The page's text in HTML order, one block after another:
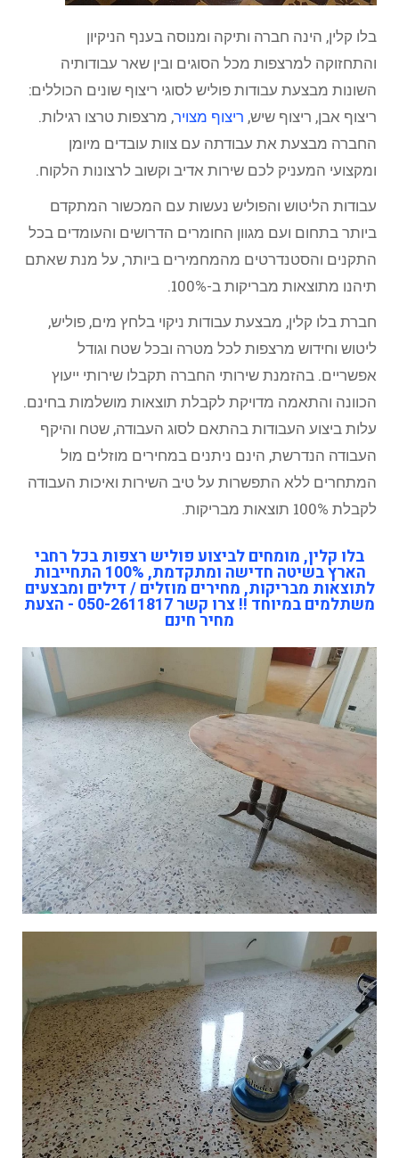
בלו קלין, הינה חברה ותיקה ומנוסה בענף הניקיון
והתחזוקה למרצפות מכל הסוגים ובין שאר עבודותיה
השונות מבצעת עבודות פוליש לסוגי ריצוף שונים הכוללים:
ריצוף אבן, ריצוף שיש, ריצוף מצויר, מרצפות טרצו רגילות.
החברה מבצעת את עבודתה עם צוות עובדים מיומן
ומקצועי המעניק לכם שירות אדיב וקשוב לרצונות הלקוח.
עבודות הליטוש והפוליש נעשות עם המכשור המתקדם
ביותר בתחום ועם מגוון החומרים הדרושים והעומדים בכל
התקנים והסטנדרטים מהמחמירים ביותר, על מנת שאתם
תיהנו מתוצאות מבריקות ב-100%.
חברת בלו קלין, מבצעת עבודות ניקוי בלחץ מים, פוליש,
ליטוש וחידוש מרצפות לכל מטרה ובכל שטח וגודל
אפשריים. בהזמנת שירותי החברה תקבלו שירותי ייעוץ
הכוונה והתאמה מדויקת לקבלת תוצאות מושלמות בחינם.
עלות ביצוע העבודות בהתאם לסוג העבודה, שטח והיקף
העבודה הנדרשת, הינם ניתנים במחירים מוזלים מול
המתחרים ללא התפשרות על טיב השירות ואיכות העבודה
לקבלת 100% תוצאות מבריקות.
בלו קלין, מומחים לביצוע פוליש רצפות בכל רחבי
הארץ בשיטה חדישה ומתקדמת, 100% התחייבות
לתוצאות מבריקות, מחירים מוזלים / דילים ומבצעים
משתלמים במיוחד !! צרו קשר 050-2611817 - הצעת
מחיר חינם